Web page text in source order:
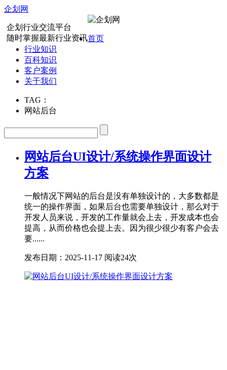
企划网
企划行业交流平台
随时掌握最新行业资讯首页
行业知识
百科知识
客户案例
关于我们
TAG：
网站后台
网站后台UI设计/系统操作界面设计
方案
一般情况下网站的后台是没有单独设计的，大多数都是
统一的操作界面，如果后台也需要单独设计，那么对于
开发人员来说，开发的工作量就会上去，开发成本也会
提高，从而价格也会提上去。因为很少很少有客户会去
要......
发布日期：2025-11-17 阅读24次